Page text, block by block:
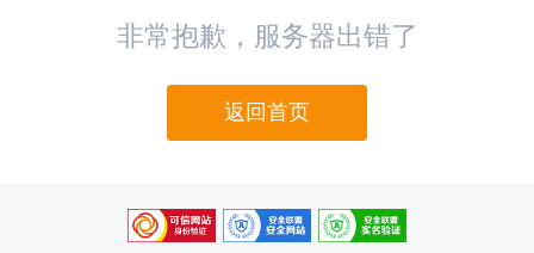
非常抱歉，服务器出错了
返回首页